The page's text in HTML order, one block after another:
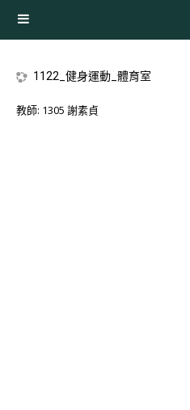
側板
1122_健身運動_體育室
教師: 1305 謝素貞